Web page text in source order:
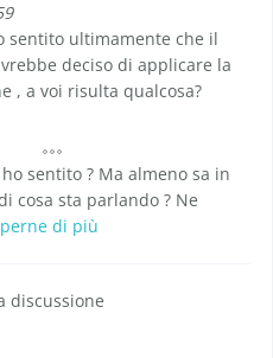
sentito ultimamente che il
deciso di applicare la
, a voi risulta qualcosa?
sentito ? Ma almeno sa in
cosa sta parlando ? Ne
di più
discussione